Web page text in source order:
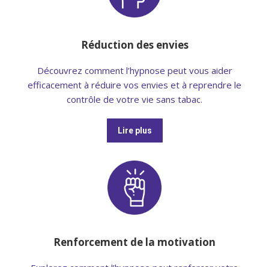
Réduction des envies
Découvrez comment l’hypnose peut vous aider
efficacement à réduire vos envies et à reprendre le
contrôle de votre vie sans tabac.
Lire plus
Renforcement de la motivation